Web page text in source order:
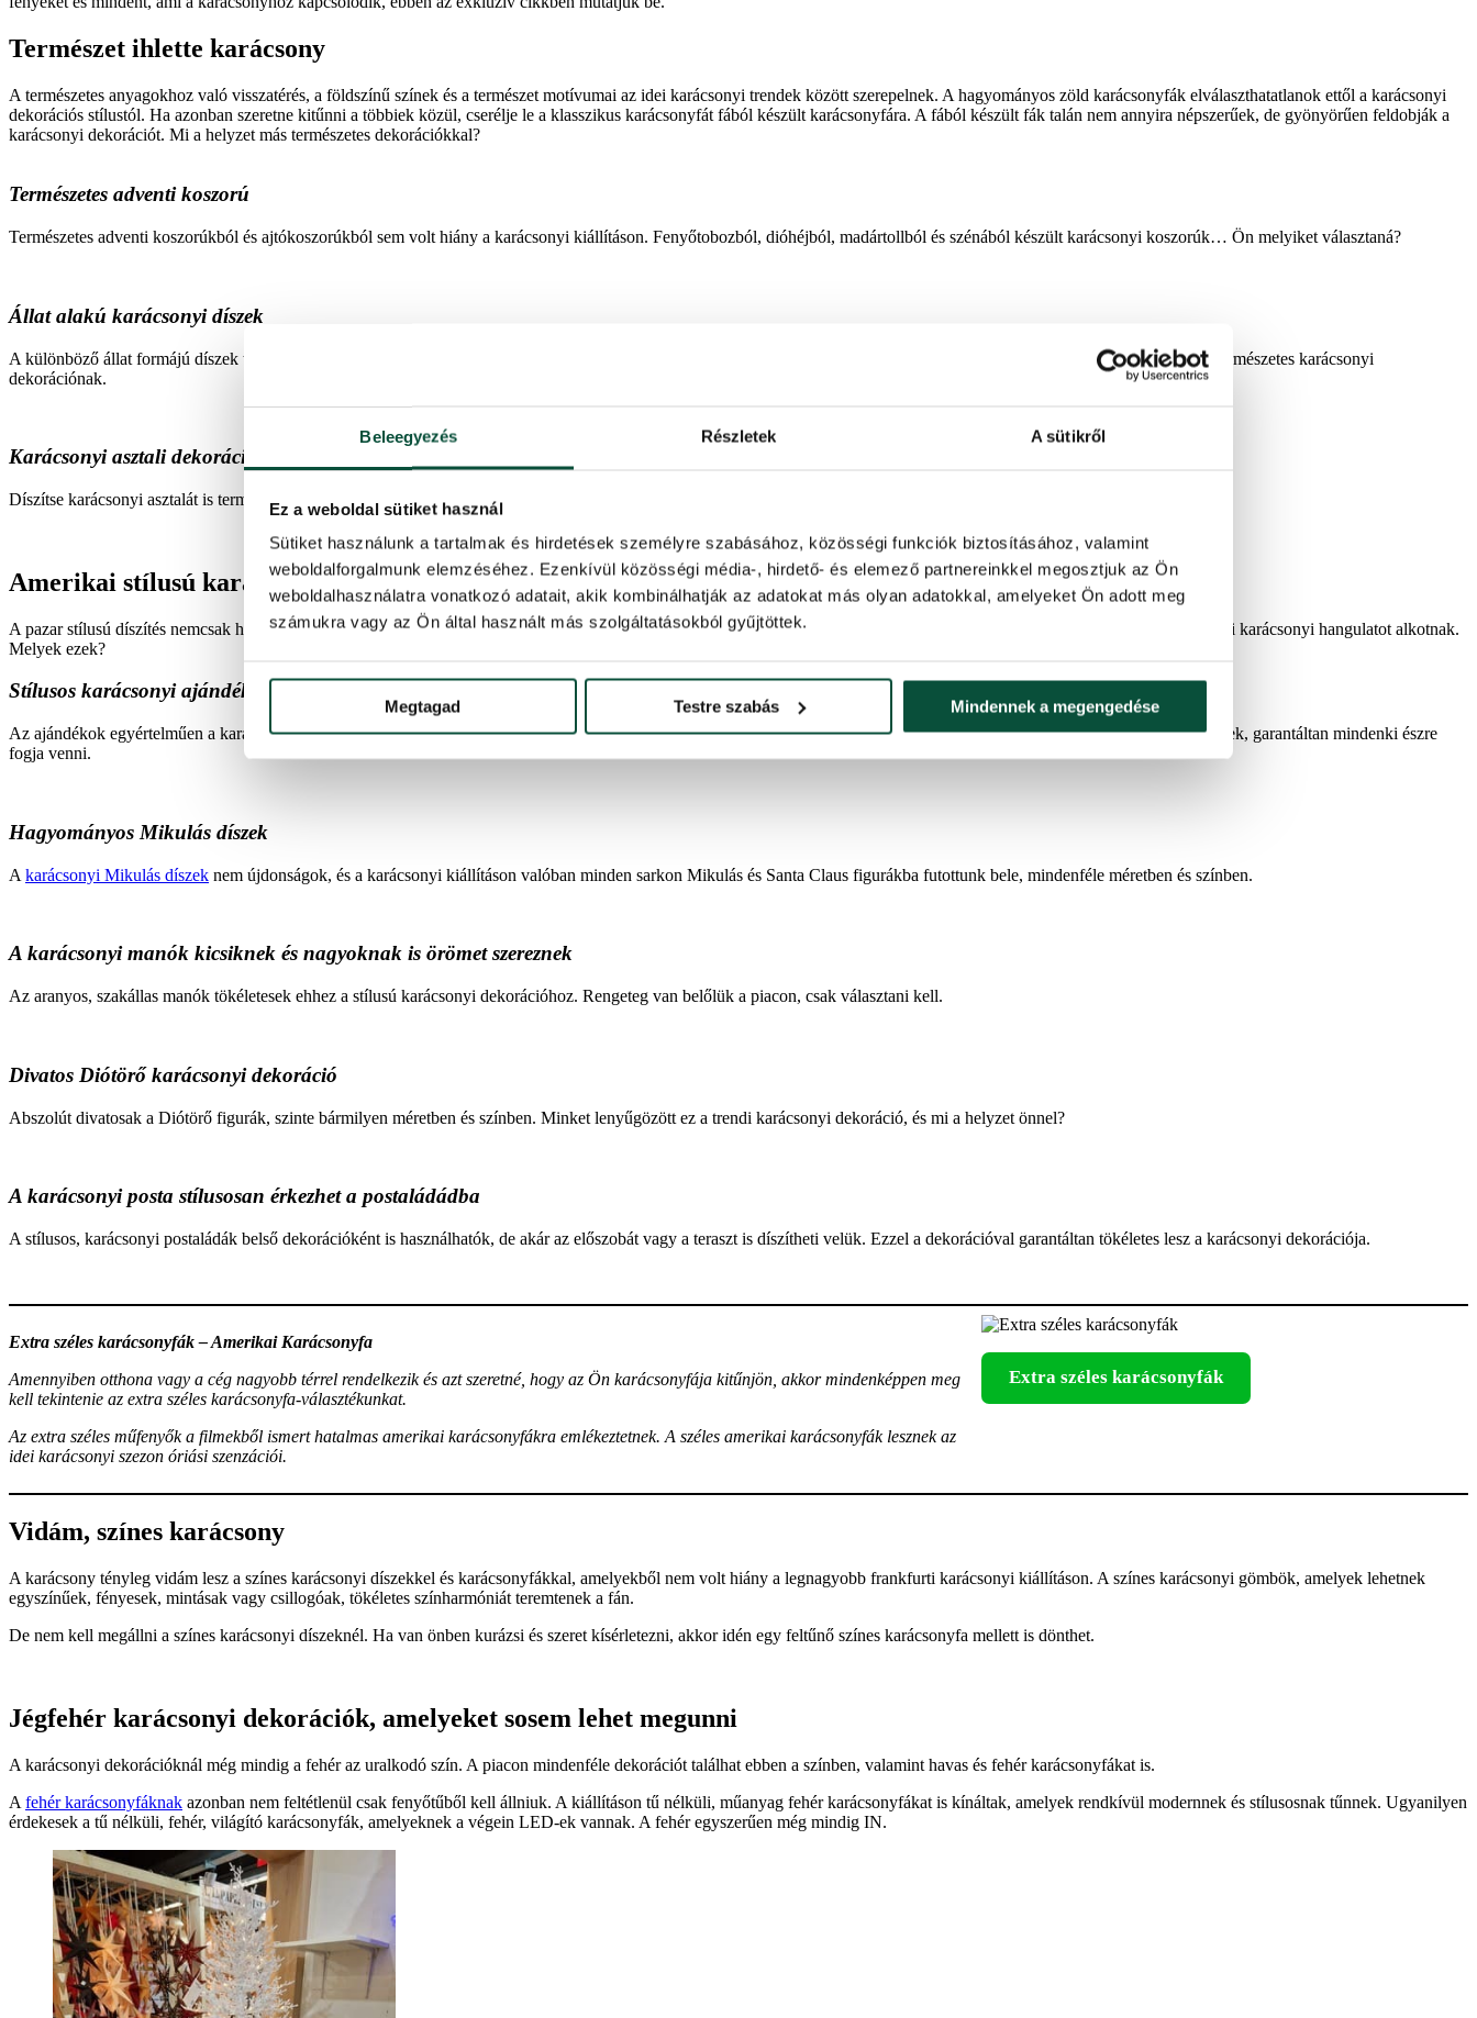
Beleegyezés Részletek A sütikről
Ez a weboldal sütiket használ
Sütiket használunk a tartalmak és hirdetések személyre szabásához, közösségi funkciók biztosításához, valamint
weboldalforgalmunk elemzéséhez. Ezenkívül közösségi média-, hirdető- és elemező partnereinkkel megosztjuk az Ön
weboldalhasználatra vonatkozó adatait, akik kombinálhatják az adatokat más olyan adatokkal, amelyeket Ön adott meg
számukra vagy az Ön által használt más szolgáltatásokból gyűjtöttek.
Megtagad Testre szabás Mindennek a megengedése
Természet ihlette karácsony
A természetes anyagokhoz való visszatérés, a földszínű színek és a természet motívumai az idei karácsonyi trendek között szerepelnek. A hagyományos zöld karácsonyfák elválaszthatatlanok ettől a karácsonyi
dekorációs stílustól. Ha azonban szeretne kitűnni a többiek közül, cserélje le a klasszikus karácsonyfát fából készült karácsonyfára. A fából készült fák talán nem annyira népszerűek, de gyönyörűen feldobják a
karácsonyi dekorációt. Mi a helyzet más természetes dekorációkkal?
Természetes adventi koszorú
Természetes adventi koszorúkból és ajtókoszorúkból sem volt hiány a karácsonyi kiállításon. Fenyőtobozból, dióhéjból, madártollból és szénából készült karácsonyi koszorúk… Ön melyiket választaná?
Állat alakú karácsonyi díszek
A különböző állat formájú díszek természetes árnyalatokban hemzsegtek a kiállításon. A valósághű kis madarak, sünök vagy aranyos mókusok tökéletes kiegészítői bármilyen természetes karácsonyi
dekorációnak.
Karácsonyi asztali dekoráció egy kis természetességgel
Díszítse karácsonyi asztalát is természetes karácsonyi dekorációkkal. Használjon fenyőágakat, fenyőtobozokat, fadíszeket és földszínekben pompázó szalvétákat a díszítéshez.
Amerikai stílusú karácsonyi dekorációk à la Santa
A pazar stílusú díszítés nemcsak hagyományos karácsonyi színekben pompázó karácsonyfa díszekre volt jellemző, hanem mindenféle dekoráció esetében is, amelyek együtt igazi karácsonyi hangulatot alkotnak.
Melyek ezek?
Stílusos karácsonyi ajándék díszek
Az ajándékok egyértelműen a karácsonyhoz tartoznak, és nem muszáj igazinak lenniük. A különböző méretű karácsonyi ajándék díszeket, amelyekbe LED-világítást is beépítettek, garantáltan mindenki észre
fogja venni.
Hagyományos Mikulás díszek
A karácsonyi Mikulás díszek nem újdonságok, és a karácsonyi kiállításon valóban minden sarkon Mikulás és Santa Claus figurákba futottunk bele, mindenféle méretben és színben.
A karácsonyi manók kicsiknek és nagyoknak is örömet szereznek
Az aranyos, szakállas manók tökéletesek ehhez a stílusú karácsonyi dekorációhoz. Rengeteg van belőlük a piacon, csak választani kell.
Divatos Diótörő karácsonyi dekoráció
Abszolút divatosak a Diótörő figurák, szinte bármilyen méretben és színben. Minket lenyűgözött ez a trendi karácsonyi dekoráció, és mi a helyzet önnel?
A karácsonyi posta stílusosan érkezhet a postaládádba
A stílusos, karácsonyi postaládák belső dekorációként is használhatók, de akár az előszobát vagy a teraszt is díszítheti velük. Ezzel a dekorációval garantáltan tökéletes lesz a karácsonyi dekorációja.
Extra széles karácsonyfák – Amerikai Karácsonyfa
Amennyiben otthona vagy a cég nagyobb térrel rendelkezik és azt szeretné, hogy az Ön karácsonyfája kitűnjön, akkor mindenképpen meg
kell tekintenie az extra széles karácsonyfa-választékunkat.
Az extra széles műfenyők a filmekből ismert hatalmas amerikai karácsonyfákra emlékeztetnek. A széles amerikai karácsonyfák lesznek az
idei karácsonyi szezon óriási szenzációi.
Extra széles karácsonyfák
Vidám, színes karácsony
A karácsony tényleg vidám lesz a színes karácsonyi díszekkel és karácsonyfákkal, amelyekből nem volt hiány a legnagyobb frankfurti karácsonyi kiállításon. A színes karácsonyi gömbök, amelyek lehetnek
egyszínűek, fényesek, mintásak vagy csillogóak, tökéletes színharmóniát teremtenek a fán.
De nem kell megállni a színes karácsonyi díszeknél. Ha van önben kurázsi és szeret kísérletezni, akkor idén egy feltűnő színes karácsonyfa mellett is dönthet.
Jégfehér karácsonyi dekorációk, amelyeket sosem lehet megunni
A karácsonyi dekorációknál még mindig a fehér az uralkodó szín. A piacon mindenféle dekorációt találhat ebben a színben, valamint havas és fehér karácsonyfákat is.
A fehér karácsonyfáknak azonban nem feltétlenül csak fenyőtűből kell állniuk. A kiállításon tű nélküli, műanyag fehér karácsonyfákat is kínáltak, amelyek rendkívül modernnek és stílusosnak tűnnek. Ugyanilyen
érdekesek a tű nélküli, fehér, világító karácsonyfák, amelyeknek a végein LED-ek vannak. A fehér egyszerűen még mindig IN.